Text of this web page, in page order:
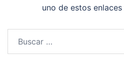
uno de estos